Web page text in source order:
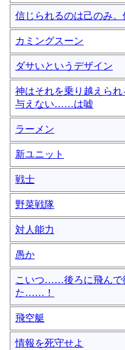
信じられるのは己のみ。
カミングスーン
ダサいというデザイン
神はそれを乗り越えら
与えない……は嘘
ラーメン
新ユニット
戦士
野菜戦隊
対人能力
愚か
こいつ……後ろに飛んで
た……！
飛空艇
情報を死守せよ